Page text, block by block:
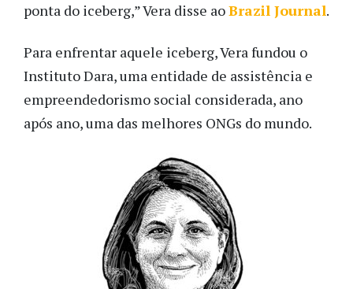
ponta do iceberg,” Vera disse aoBrazil Journal.
Para enfrentar aquele iceberg, Vera fundou o
Instituto Dara, uma entidade de assistência e
empreendedorismo social considerada, ano
após ano, uma das melhores ONGs do mundo.